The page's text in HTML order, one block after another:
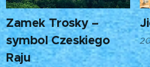
Zamek Trosky –
symbol Czeskiego
Raju